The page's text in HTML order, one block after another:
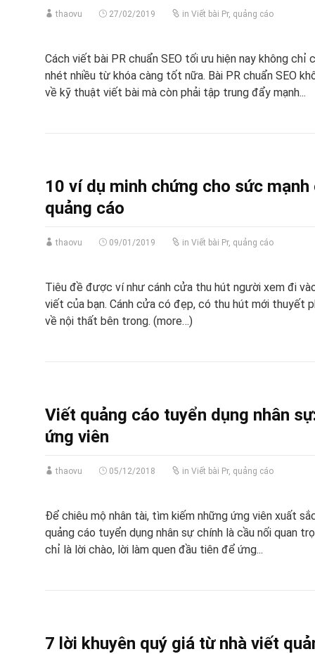
thaovu 27/02/2019 in Viết bài Pr, quảng cáo
Cách viết bài PR chuẩn SEO tối ưu hiện nay không chỉ
nhét nhiều từ khóa càng tốt nữa. Bài PR chuẩn SEO
về kỹ thuật viết bài mà còn phải tập trung đẩy mạnh...
10 ví dụ minh chứng cho sức
quảng cáo
thaovu 09/01/2019 in Viết bài Pr, quảng cáo
Tiêu đề được ví như cánh cửa thu hút người xem đi
viết của bạn. Cánh cửa có đẹp, có thu hút mới thuyết
về nội thất bên trong. (more…)
Viết quảng cáo tuyển dụng nhân
ứng viên
thaovu 05/12/2018 in Viết bài Pr, quảng cáo
Để chiêu mộ nhân tài, tìm kiếm những ứng viên xuất
quảng cáo tuyển dụng nhân sự chính là cầu nối quan
chỉ là lời chào, lời làm quen đầu tiên để ứng...
7 lời khuyên quý giá từ nhà viết